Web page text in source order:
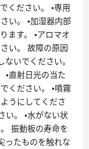
ください。 ・専用
い。 ・加湿器内部
ます。 ・アロマオ
い。 故障の原因
ないでください。
直射日光の当た
ください。 ・噴霧
うにしてくださ
い。 ・水がない状
振動板の寿命を
ったものを触れな